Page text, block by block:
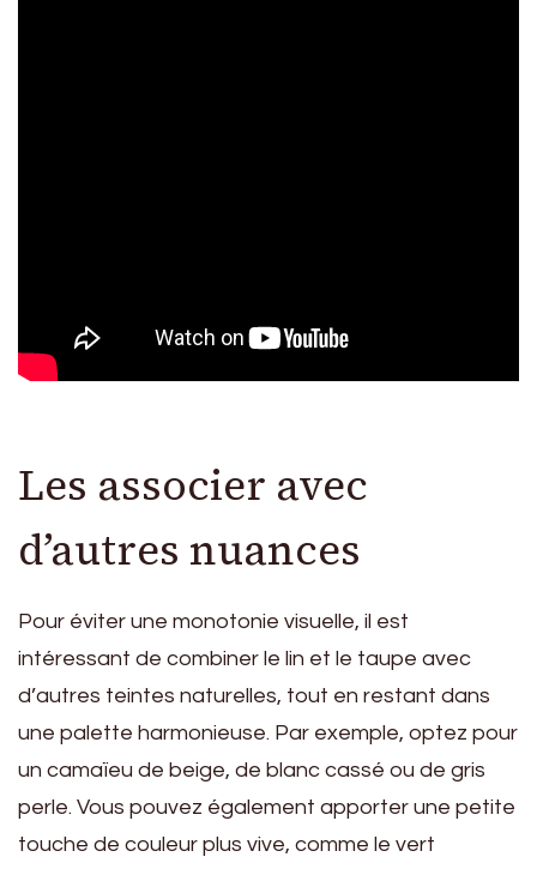
Les associer avec
d’autres nuances
Pour éviter une monotonie visuelle, il est
intéressant de combiner le lin et le taupe avec
d’autres teintes naturelles, tout en restant dans
une palette harmonieuse. Par exemple, optez pour
un camaïeu de beige, de blanc cassé ou de gris
perle. Vous pouvez également apporter une petite
touche de couleur plus vive, comme le vert